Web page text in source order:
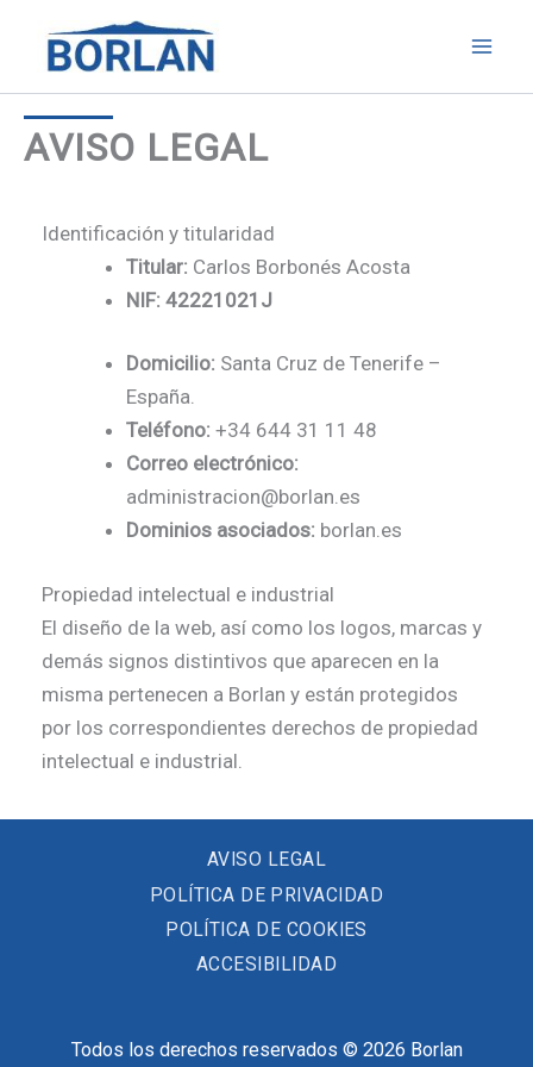
AVISO LEGAL
Identificación y titularidad
Titular: Carlos Borbonés Acosta
NIF: 42221021J
Domicilio: Santa Cruz de Tenerife –
España.
Teléfono: +34 644 31 11 48
Correo electrónico:
administracion@borlan.es
Dominios asociados: borlan.es
Propiedad intelectual e industrial
El diseño de la web, así como los logos, marcas y
demás signos distintivos que aparecen en la
misma pertenecen a Borlan y están protegidos
por los correspondientes derechos de propiedad
intelectual e industrial.
AVISO LEGAL
POLÍTICA DE PRIVACIDAD
POLÍTICA DE COOKIES
ACCESIBILIDAD
Todos los derechos reservados © 2026 Borlan